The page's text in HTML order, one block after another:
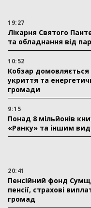
19:27
Лікарня Святого
та обладнання від
10:52
Кобзар домовляється
укриття та
громади
9:15
Понад 8 мільйонів
«Ранку» та іншим
20:41
Пенсійний фонд
пенсії, страхові
громад